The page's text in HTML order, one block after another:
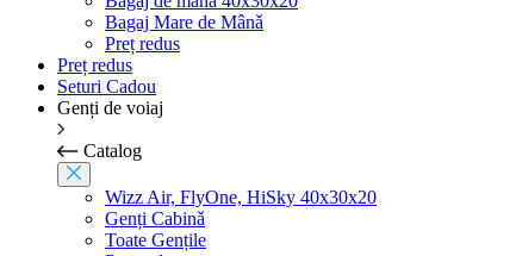
Bagaj Mare de Mânǎ
Preț redus
Preț redus
Seturi Cadou
Genți de voiaj
Catalog
Wizz Air, FlyOne, HiSky 40x30x20
Genți Cabinǎ
Toate Gențile